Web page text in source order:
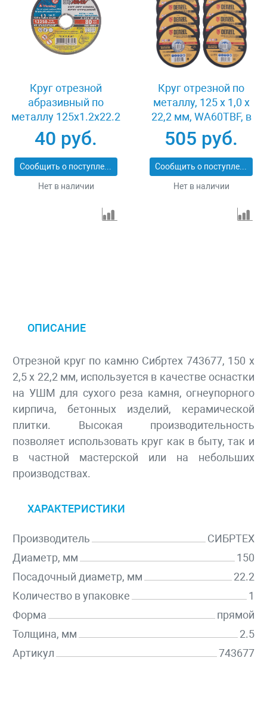
Круг отрезной
абразивный по
металлу 125x1.2x22.2
мм Луга 3612-125-1.2
40 руб.
Сообщить о поступлении
Нет в наличии
Круг отрезной по
металлу, 125 х 1,0 х
22,2 мм, WA60TBF, в
метал.банке, 10 шт.
Denzel 737610
505 руб.
Сообщить о поступлении
Нет в наличии
ОПИСАНИЕ
Отрезной круг по камню Сибртех 743677, 150 х
2,5 х 22,2 мм, используется в качестве оснастки
на УШМ для сухого реза камня, огнеупорного
кирпича, бетонных изделий, керамической
плитки. Высокая производительность
позволяет использовать круг как в быту, так и
в частной мастерской или на небольших
производствах.
ХАРАКТЕРИСТИКИ
Производитель
СИБРТЕХ
Диаметр, мм
150
Посадочный диаметр, мм
22.2
Количество в упаковке
1
Форма
прямой
Толщина, мм
2.5
Артикул
743677